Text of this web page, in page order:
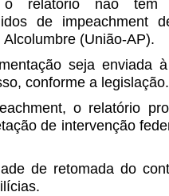
o relatório não tem
de impeachment
(União-AP).
seja enviada
conforme a legislação.
o relatório
de intervenção
de retomada do